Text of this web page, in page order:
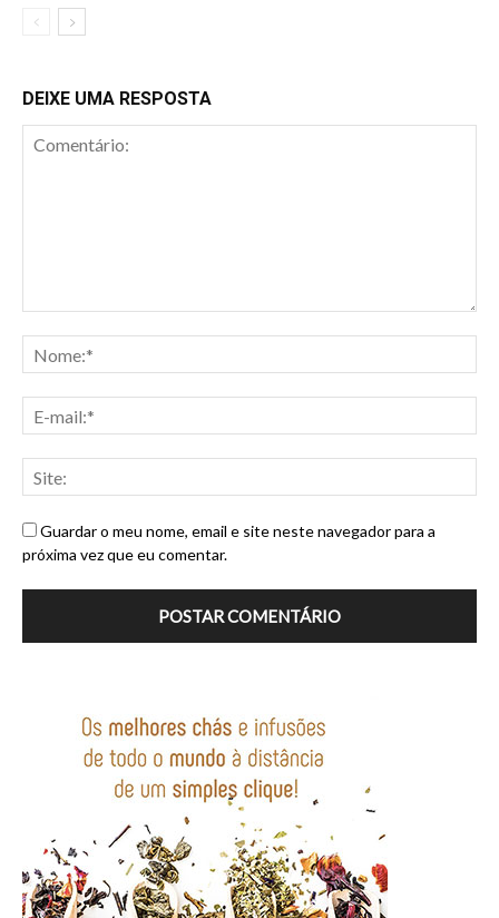
DEIXE UMA RESPOSTA
Guardar o meu nome, email e site neste navegador para a
próxima vez que eu comentar.